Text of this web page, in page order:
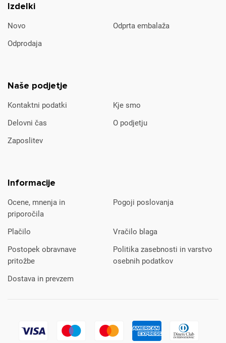
Izdelki
Novo
Odprta embalaža
Odprodaja
Naše podjetje
Kontaktni podatki
Kje smo
Delovni čas
O podjetju
Zaposlitev
Informacije
Ocene, mnenja in
priporočila
Pogoji poslovanja
Plačilo
Vračilo blaga
Postopek obravnave
pritožbe
Politika zasebnosti in varstvo
osebnih podatkov
Dostava in prevzem